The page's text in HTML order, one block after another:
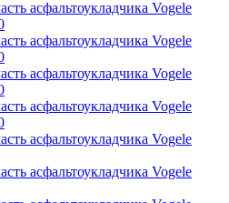
асфальтоукладчика Vogele
асфальтоукладчика Vogele
асфальтоукладчика Vogele
асфальтоукладчика Vogele
асфальтоукладчика Vogele
асфальтоукладчика Vogele